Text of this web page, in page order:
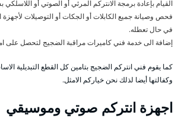
القيام بإعادة برمجة الانتركم المرئي أو الصوتي أو
فحص وصيانة جميع الكابلات أو الجكات أو التوصيلات لأجهزة
في حال تعطله.
إضافة الى خدمة فني كاميرات مراقبة الضجيج لتحصل على
كما يقوم فني انتركم الضجيج بتامين كل القطع التبديلية
وكفالتها أيضا لذلك نحن خياركم الامثل.
اجهزة انتركم صوتي وموسيقي